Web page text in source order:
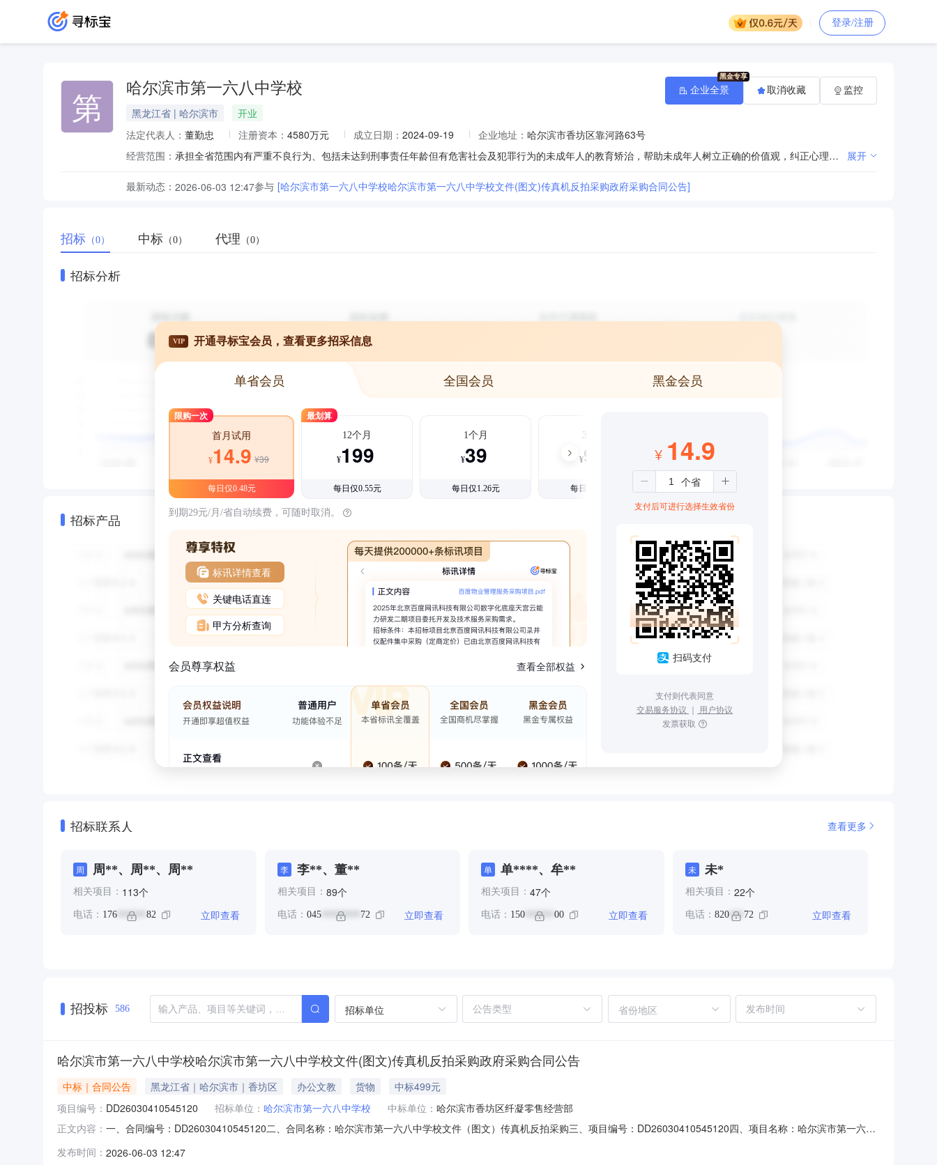
登录/注册
第 哈尔滨市第一六八中学校
黑龙江省 | 哈尔滨市
开业
法定代表人： 董勤忠 注册资本： 4580万元 成立日期： 2024-09-19 企业地址： 哈尔滨市香坊区靠河路63号
经营范围：
承担全省范围内有严重不良行为、包括未达到刑事责任年龄但有危害社会及犯罪行为的未成年人的教育矫治，帮助未成年人树立正确的价值观，纠正心理和行为偏常等职责。 展开
最新动态： 2026-06-03 12:47参与 [哈尔滨市第一六八中学校哈尔滨市第一六八中学校文件(图文)传真机反拍采购政府采购合同公告]
企业全景 取消收藏 监控
招标 （0） 中标 （0） 代理 （0）
招标分析
招标产品
VIP 开通寻标宝会员，查看更多招采信息
单省会员 全国会员 黑金会员
限购一次
首月试用
¥14.9 ¥39
每日仅0.48元
最划算
12个月
¥199
每日仅0.55元
1个月
¥39
每日仅1.26元
3个月
¥99
每日仅1.08元
到期29元/月/省自动续费，可随时取消。
标讯详情查看
关键电话直连
甲方分析查询
会员尊享权益 查看全部权益
¥ 14.9
支付后可进行选择生效省份
扫码支付
支付则代表同意
交易服务协议 ｜ 用户协议
发票获取
招标联系人 查看更多
周 周**、周**、周**
相关项目： 113个
电话： 176 ****** 82 立即查看
李 李**、董**
相关项目： 89个
电话： 045******** 72 立即查看
单 单****、牟**
相关项目： 47个
电话： 150 ****** 00 立即查看
未 未*
相关项目： 22个
电话： 820*** 72 立即查看
招投标 586 招标单位 省份地区
哈尔滨市第一六八中学校哈尔滨市第一六八中学校文件(图文)传真机反拍采购政府采购合同公告
中标｜合同公告 黑龙江省｜哈尔滨市｜香坊区 办公文教 货物
中标499元
项目编号： DD26030410545120 招标单位： 哈尔滨市第一六八中学校 中标单位： 哈尔滨市香坊区纤凝零售经营部
正文内容： 一、合同编号：DD26030410545120二、合同名称：哈尔滨市第一六八中学校文件（图文）传真机反拍采购三、项目编号：DD26030410545120四、项目名称：哈尔滨市第一六八
滨市香坊区纤凝零售经营部（个体工商户）地址：黑龙江省哈尔滨市香坊区向阳镇长林村村委会西北200米联系方式：13694620934六、合同主要信息主要标的：序号名称
发布时间： 2026-06-03 12:47